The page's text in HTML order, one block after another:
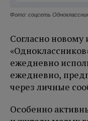
Фото: соцсеть
Согласно
ежедневно
ежедневно,
через личные
Особенно